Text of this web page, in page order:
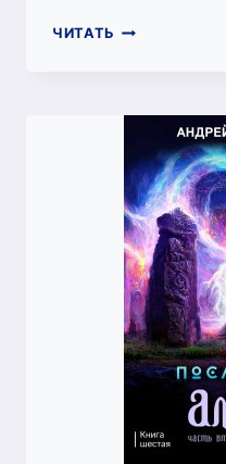
ЧИТАТЬ ПОСМЕРТИЕ-1.
ЕФРЕМОВ)